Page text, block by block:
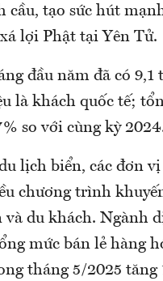
cầu, tạo sức hút
lợi Phật tại Yên Tử.
đầu năm đã có
là khách quốc tế;
so với cùng kỳ
lịch biển, các đơn
chương trình
và du khách. Ngành
mức bán lẻ hàng
tháng 5/2025 tăng